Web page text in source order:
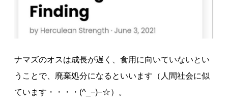
ナマズのオスは成長が遅く、食用に向いていないとい
うことで、廃棄処分になるといいます（人間社会に似
ています・・・・(^_−)−☆）。